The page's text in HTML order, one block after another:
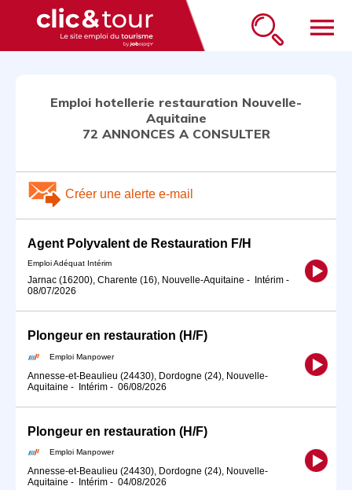
menu
Emploi hotellerie restauration Nouvelle-
Aquitaine
72 ANNONCES A CONSULTER
Créer une alerte e-mail
Agent Polyvalent de Restauration F/H
Emploi Adéquat Intérim
Jarnac (16200), Charente (16), Nouvelle-Aquitaine - Intérim -
08/07/2026
Plongeur en restauration (H/F)
Emploi Manpower
Annesse-et-Beaulieu (24430), Dordogne (24), Nouvelle-
Aquitaine - Intérim - 06/08/2026
Plongeur en restauration (H/F)
Emploi Manpower
Annesse-et-Beaulieu (24430), Dordogne (24), Nouvelle-
Aquitaine - Intérim - 04/08/2026